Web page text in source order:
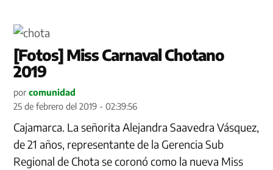
[Fotos] Miss Carnaval Chotano
2019
por comunidad
25 de febrero del 2019 - 02:39:56
Cajamarca. La señorita Alejandra Saavedra Vásquez,
de 21 años, representante de la Gerencia Sub
Regional de Chota se coronó como la nueva Miss